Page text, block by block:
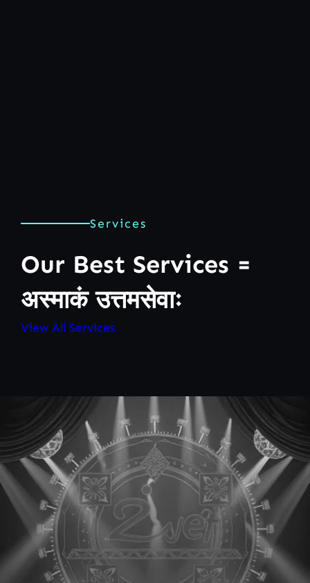
Services
Our Best Services =
अस्माकं उत्तमसेवाः
View All Services